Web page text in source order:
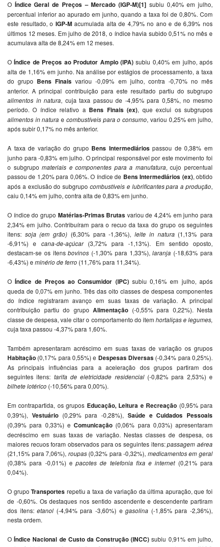
O Índice Geral de Preços – Mercado (IGP-M)[1] subiu 0,40% em julho,
percentual inferior ao apurado em junho, quando a taxa foi de 0,80%. Com
este resultado, o IGP-Macumulada alta de 4,79% no ano e de 6,39% nos
últimos 12 meses. Em julho de 2018, o índice havia subido 0,51% no mês e
acumulava alta de 8,24% em 12 meses.
OÍndice de Preços ao Produtor Amplo (IPA)subiu 0,40% em julho, após
alta de 1,16% em junho. Na análise por estágios de processamento, a taxa
do grupo Bens Finaisvariou -0,09% em julho, contra -0,70% no mês
anterior. A principal contribuição para este resultado partiu do subgrupo
alimentos in natura, cuja taxa passou de -4,95% para 0,58%, no mesmo
período. O índice relativo a Bens Finais (ex), que exclui os subgrupos
alimentos in naturae combustíveis para o consumo, variou 0,25% em julho,
após subir 0,17% no mês anterior.
A taxa de variação do grupo Bens Intermediáriospassou de 0,38% em
junho para -0,83% em julho. O principal responsável por este movimento foi
o subgrupomateriais e componentes para a manufatura, cujo percentual
passou de 1,20% para 0,06%. O índice de Bens Intermediários (ex), obtido
após a exclusão do subgrupo combustíveis e lubrificantes para a produção,
caiu 0,14% em julho, contra alta de 0,83% em junho.
O índice do grupo Matérias-Primas Brutas variou de 4,24% em junho para
2,34% em julho. Contribuíram para o recuo da taxa do grupo os seguintes
itens: soja (em grão) (6,30% para -1,36%),leite in natura(1,13% para
-6,91%) e cana-de-açúcar (3,72% para -1,13%). Em sentido oposto,
destacam-se os itensbovinos (-1,30% para 1,33%),laranja (-18,63% para
-6,43%) e minério de ferro (11,76% para 11,34%).
OÍndice de Preços ao Consumidor (IPC) subiu 0,16% em julho, após
queda de 0,07% em junho. Três das oito classes de despesa componentes
do índice registraram avanço em suas taxas de variação. A principal
contribuição partiu do grupo Alimentação (-0,55% para 0,22%). Nesta
classe de despesa, vale citar o comportamento do itemhortaliças e legumes,
cuja taxa passou -4,37% para 1,60%.
Também apresentaram acréscimo em suas taxas de variação os grupos
Habitação (0,17% para 0,55%) e Despesas Diversas (-0,34% para 0,25%).
As principais influências para a aceleração dos grupos partiram dos
seguintes itens: tarifa de eletricidade residencial (-0,82% para 2,53%) e
bilhete lotérico (-10,56% para 0,00%).
Em contrapartida, os grupos Educação, Leitura e Recreação (0,95% para
0,39%), Vestuário (0,29% para -0,28%), Saúde e Cuidados Pessoais
(0,39% para 0,33%) e Comunicação (0,06% para 0,03%) apresentaram
decréscimo em suas taxas de variação. Nestas classes de despesa, os
maiores recuos foram observados para os seguintes itens:passagem aérea
(21,15% para 7,06%), roupas (0,32% para -0,32%), medicamentos em geral
(0,38% para -0,01%) epacotes de telefonia fixa e internet (0,21% para
0,04%).
O grupoTransportes repetiu a taxa de variação da última apuração, que foi
de -0,60%. Os destaques nos sentido ascendente e descendente partiram
dos itens:etanol (-4,94% para -3,60%) egasolina (-1,85% para -2,36%),
nesta ordem.
OÍndice Nacional de Custo da Construção (INCC)subiu 0,91% em julho,